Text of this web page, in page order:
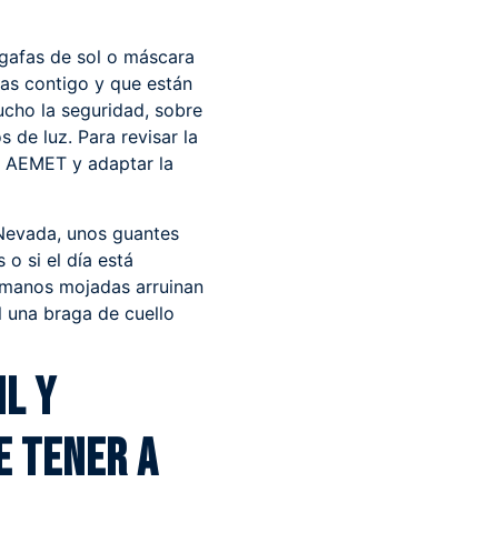
de sol o máscara
contigo y que están
la seguridad, sobre
de luz. Para revisar la
AEMET y adaptar la
unos guantes
o si el día está
mojadas arruinan
braga de cuello
y
tener a